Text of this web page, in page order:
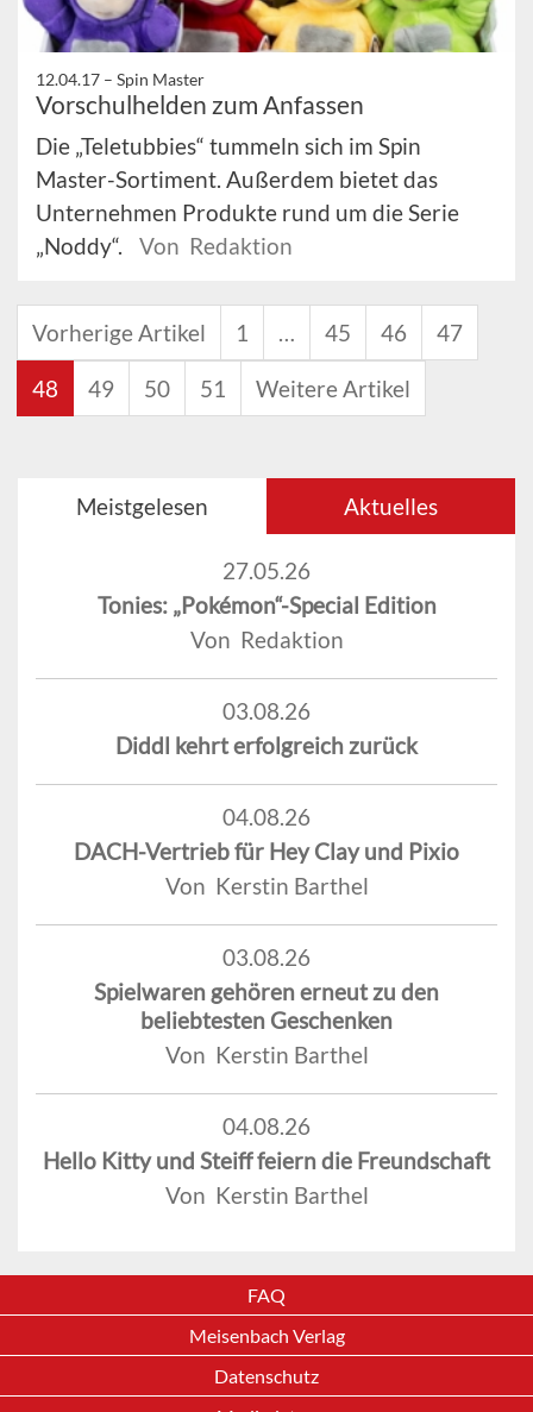
12.04.17 – Spin Master
Vorschulhelden zum Anfassen
Die „Teletubbies“ tummeln sich im Spin
Master-Sortiment. Außerdem bietet das
Unternehmen Produkte rund um die Serie
„Noddy“.
Von Redaktion
Vorherige Artikel 1 45 46 47
48 49 50 51 Weitere Artikel
Meistgelesen Aktuelles
27.05.26
Tonies: „Pokémon“-Special Edition
Von Redaktion
03.08.26
Diddl kehrt erfolgreich zurück
04.08.26
DACH-Vertrieb für Hey Clay und Pixio
Von Kerstin Barthel
03.08.26
Spielwaren gehören erneut zu den
beliebtesten Geschenken
Von Kerstin Barthel
04.08.26
Hello Kitty und Steiff feiern die Freundschaft
Von Kerstin Barthel
FAQ
Meisenbach Verlag
Datenschutz